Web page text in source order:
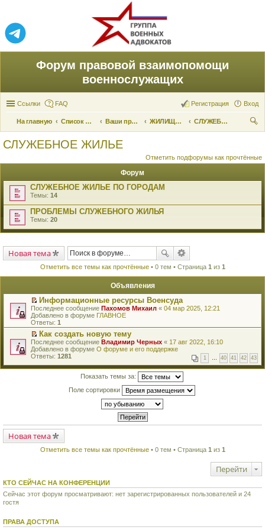
Форум правовой взаимопомощи
военнослужащих
Ссылки FAQ Вход
Регистрация
На главную Список форумов Ваши права и их реализация ЖИЛИЩНЫЕ ВОПРОСЫ
СЛУЖЕБНОЕ ЖИЛЬЕ
СЛУЖЕБНОЕ ЖИЛЬЕ
Отметить подфорумы как прочтённые
Форум
СЛУЖЕБНОЕ ЖИЛЬЕ ПО ГОРОДАМ
Темы: 14
ПРОБЛЕМЫ СЛУЖЕБНОГО ЖИЛЬЯ
Темы: 20
Новая тема
Отметить все темы как прочтённые• 0 тем • Страница 1 из 1
Объявления
П
е
р
е
й
т
и
к
е
п
р
о
ч
н
м
о
о
Информационные ресурсы Военсуда
Последнее сообщение Пахомов Михаил « 04 мар 2025, 12:21
Добавлено в форуме ГЛАВНОЕ
Ответы: 1
П
е
р
й
о
у
ч
и
т
о
Как создать новую тему
Последнее сообщение Владимир Черных « 17 авг 2022, 16:10
Добавлено в форуме О форуме и его поддержке
Ответы: 1281 1 … 40 41 42 43
Показать темы за:
Поле сортировки
Новая тема
Отметить все темы как прочтённые• 0 тем • Страница 1 из 1
Перейти
КТО СЕЙЧАС НА КОНФЕРЕНЦИИ
Сейчас этот форум просматривают: нет зарегистрированных пользователей и 24
гостя
ПРАВА ДОСТУПА